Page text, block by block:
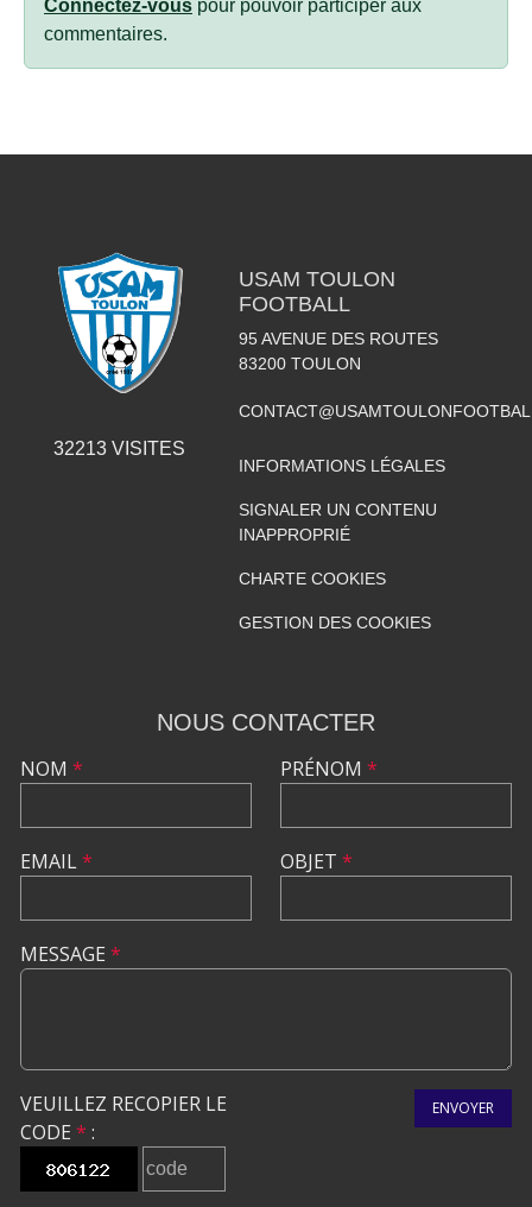
Connectez-vous pour pouvoir participer aux
commentaires.
32213VISITES
USAM TOULON
FOOTBALL
95 AVENUE DES ROUTES
83200 TOULON
INFORMATIONS LÉGALES
SIGNALER UN CONTENU
INAPPROPRIÉ
CHARTE COOKIES
GESTION DES COOKIES
NOUS CONTACTER
NOM *
EMAIL*
PRÉNOM *
OBJET *
MESSAGE *
VEUILLEZ RECOPIER LE
CODE * :
ENVOYER